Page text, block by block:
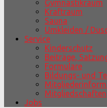
Gymnastikraum
Kraftraum
Sauna
Umkleiden /
Service
Kinderschutz
Beiträge,
Formulare
Bildungs- und
Mitgliedschaften
Jobs